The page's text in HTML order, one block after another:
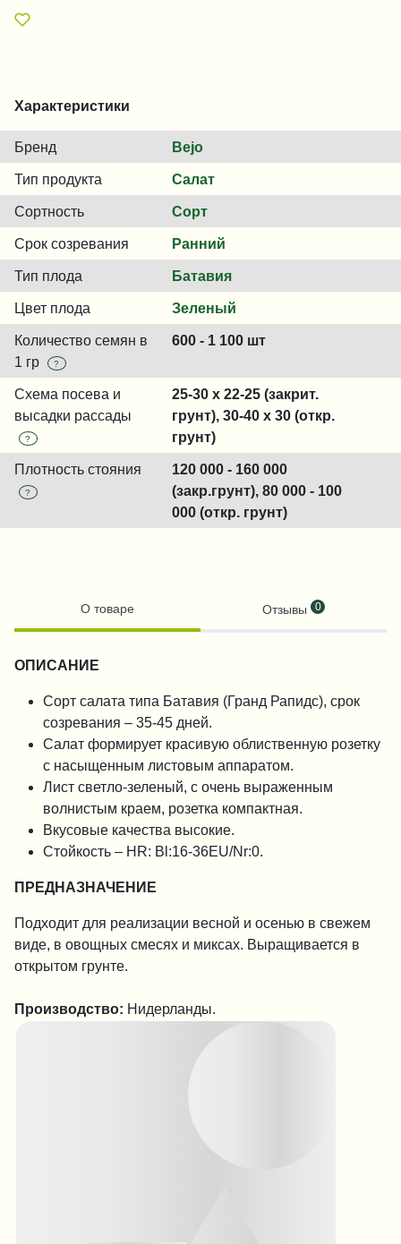
Характеристики
Бренд Bejo
Тип продукта Салат
Сортность Сорт
Срок созревания Ранний
Тип плода Батавия
Цвет плода Зеленый
Количество семян в
1 гр
?
600 - 1 100 шт
Схема посева и
высадки рассады
?
25-30 x 22-25 (закрит.
грунт), 30-40 x 30 (откр.
грунт)
Плотность стояния
?
120 000 - 160 000
(закр.грунт), 80 000 - 100
000 (откр. грунт)
О товаре Отзывы 0
ОПИСАНИЕ
Сорт салата типа Батавия (Гранд Рапидс), срок
созревания – 35-45 дней.
Салат формирует красивую облиственную розетку
с насыщенным листовым аппаратом.
Лист светло-зеленый, с очень выраженным
волнистым краем, розетка компактная.
Вкусовые качества высокие.
Стойкость – HR: Bl:16-36EU/Nr:0.
ПРЕДНАЗНАЧЕНИЕ
Подходит для реализации весной и осенью в свежем
виде, в овощных смесях и миксах. Выращивается в
открытом грунте.
Производство: Нидерланды.